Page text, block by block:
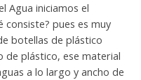
Agua iniciamos el
consiste? pues es muy
botellas de plástico
de plástico, ese material
a lo largo y ancho de